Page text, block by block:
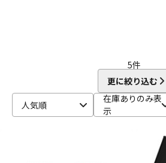
5件
更に絞り込む
人気順
在庫ありのみ表
示